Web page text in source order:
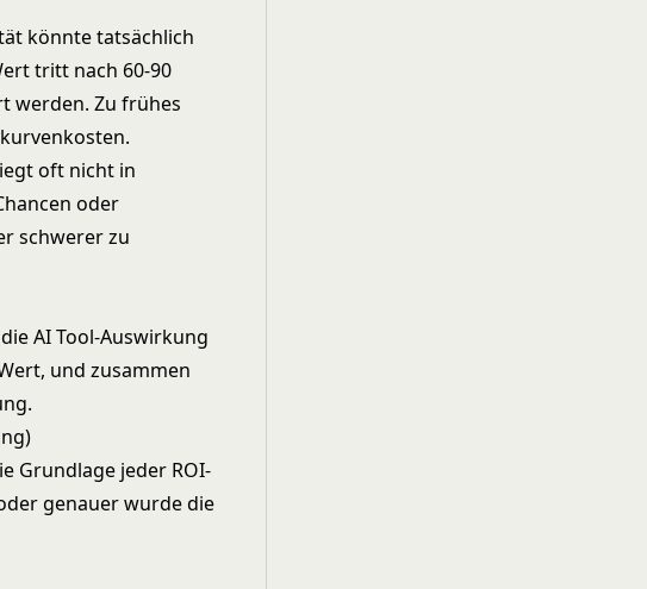
könnte tatsächlich
tritt nach 60-90
werden. Zu frühes
oft nicht in
oder
schwerer zu
AI Tool-Auswirkung
und zusammen
Grundlage jeder ROI-
genauer wurde die